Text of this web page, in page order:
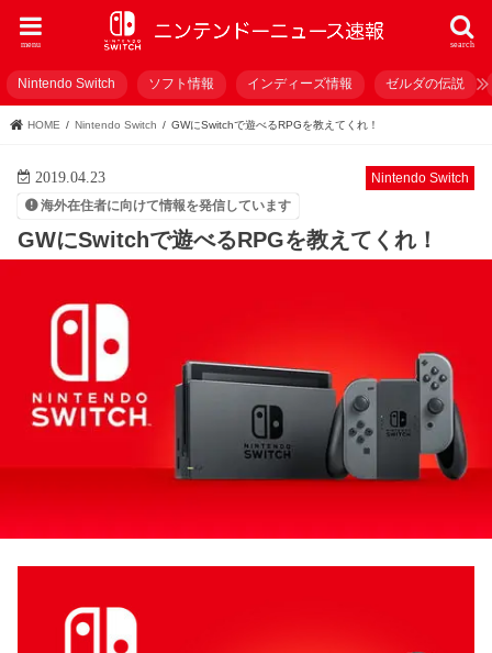
search
menu
Nintendo Switch ソフト情報 インディーズ情報 ゼルダの伝説
HOME Nintendo Switch GWにSwitchで遊べるRPGを教えてくれ！
Nintendo Switch
2019.04.23
海外在住者に向けて情報を発信しています
GWにSwitchで遊べるRPGを教えてくれ！